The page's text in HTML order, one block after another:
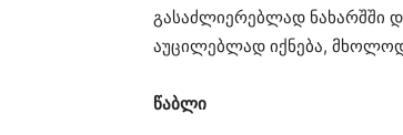
გასაძლიერებლად ნახარშში
აუცილებლად იქნება,
წაბლი